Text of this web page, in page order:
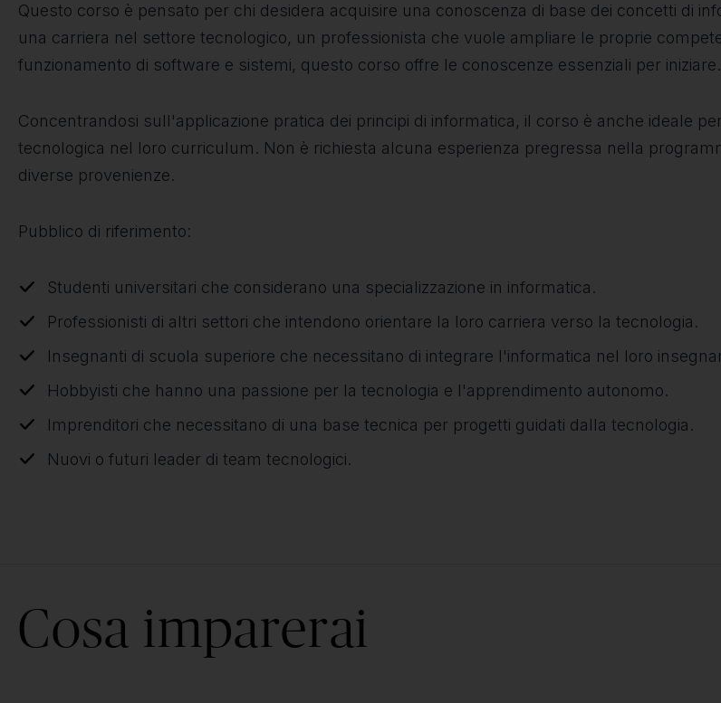
Questo corso è pensato per chi desidera acquisire una conoscenza di base dei concetti di
una carriera nel settore tecnologico, un professionista che vuole ampliare le proprie
funzionamento di software e sistemi, questo corso offre le conoscenze essenziali per iniziare.
Concentrandosi sull'applicazione pratica dei principi di informatica, il corso è anche ideale
tecnologica nel loro curriculum. Non è richiesta alcuna esperienza pregressa nella
diverse provenienze.
Pubblico di riferimento:
Studenti universitari che considerano una specializzazione in informatica.
Professionisti di altri settori che intendono orientare la loro carriera verso la tecnologia.
Insegnanti di scuola superiore che necessitano di integrare l'informatica nel loro
Hobbyisti che hanno una passione per la tecnologia e l'apprendimento autonomo.
Imprenditori che necessitano di una base tecnica per progetti guidati dalla tecnologia.
Nuovi o futuri leader di team tecnologici.
Cosa imparerai